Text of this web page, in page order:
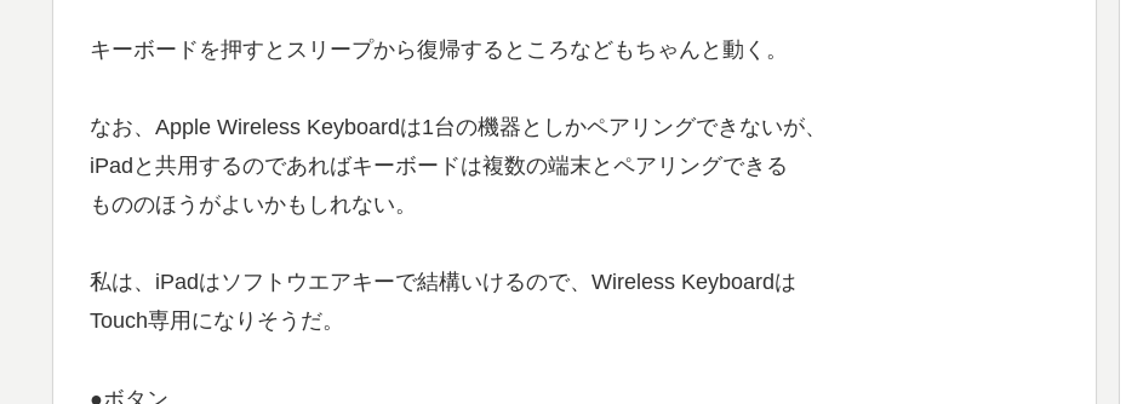
キーボードを押すとスリープから復帰するところなどもちゃんと動く。
なお、Apple Wireless Keyboardは1台の機器としかペアリングできないが、
iPadと共用するのであればキーボードは複数の端末とペアリングできる
もののほうがよいかもしれない。
私は、iPadはソフトウエアキーで結構いけるので、Wireless Keyboardは
Touch専用になりそうだ。
●ボタン